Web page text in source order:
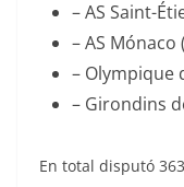
– AS Saint-
– AS Mónaco
– Olympique
– Girondins
En total disputó